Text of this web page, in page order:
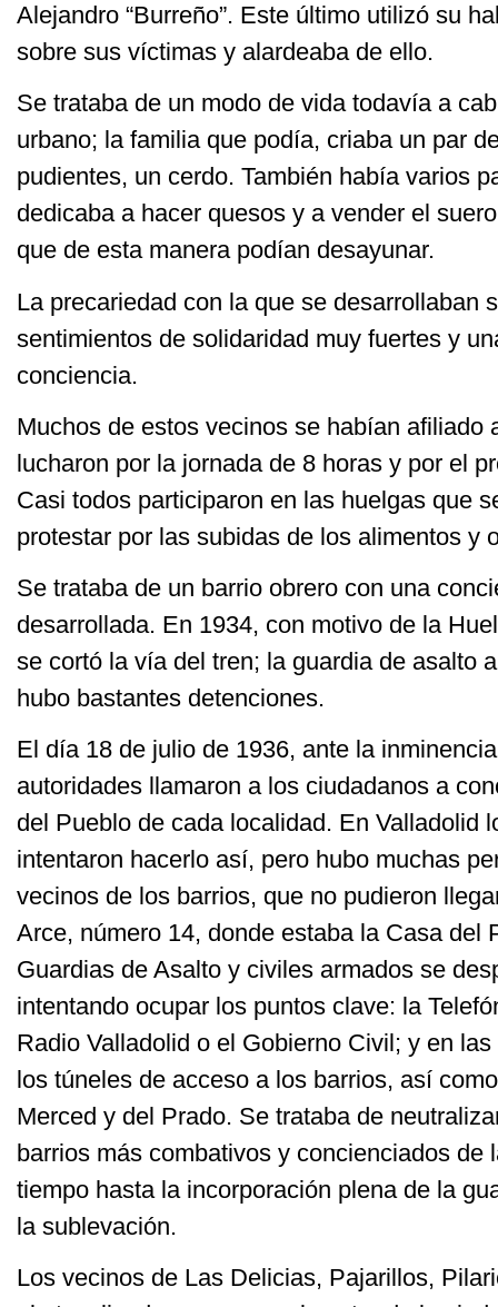
Alejandro “Burreño”. Este último utilizó su
sobre sus víctimas y alardeaba de ello.
Se trataba de un modo de vida todavía a
urbano; la familia que podía, criaba un par
pudientes, un cerdo. También había varios
dedicaba a hacer quesos y a vender el
que de esta manera podían desayunar.
La precariedad con la que se desarrollaban
sentimientos de solidaridad muy fuertes y
conciencia.
Muchos de estos vecinos se habían afiliado
lucharon por la jornada de 8 horas y por el
Casi todos participaron en las huelgas que
protestar por las subidas de los alimentos y
Se trataba de un barrio obrero con una
desarrollada. En 1934, con motivo de la
se cortó la vía del tren; la guardia de asalto
hubo bastantes detenciones.
El día 18 de julio de 1936, ante la
autoridades llamaron a los ciudadanos a
del Pueblo de cada localidad. En Valladolid
intentaron hacerlo así, pero hubo muchas
vecinos de los barrios, que no pudieron
Arce, número 14, donde estaba la Casa del
Guardias de Asalto y civiles armados se
intentando ocupar los puntos clave: la
Radio Valladolid o el Gobierno Civil; y en
los túneles de acceso a los barrios, así
Merced y del Prado. Se trataba de
barrios más combativos y concienciados de
tiempo hasta la incorporación plena de la
la sublevación.
Los vecinos de Las Delicias, Pajarillos,